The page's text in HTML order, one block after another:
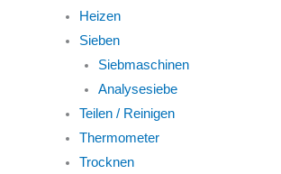
Heizen
Sieben
Siebmaschinen
Analysesiebe
Teilen / Reinigen
Thermometer
Trocknen